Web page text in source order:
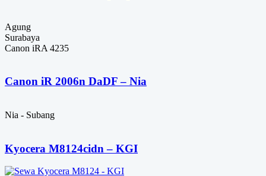
Agung
Surabaya
Canon iRA 4235
Canon iR 2006n DaDF – Nia
Nia - Subang
Kyocera M8124cidn – KGI